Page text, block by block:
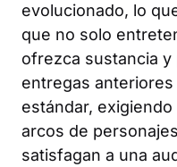
evolucionado, lo
que no solo
ofrezca sustancia
entregas
estándar,
arcos de
satisfagan a una